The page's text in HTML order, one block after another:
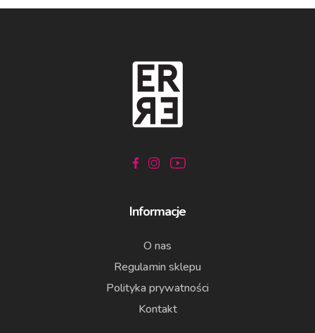
Informacje
O nas
Regulamin sklepu
Polityka prywatności
Kontakt